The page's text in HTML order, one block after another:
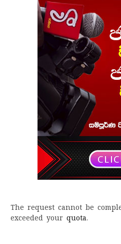
The request cannot be
exceeded your quota.